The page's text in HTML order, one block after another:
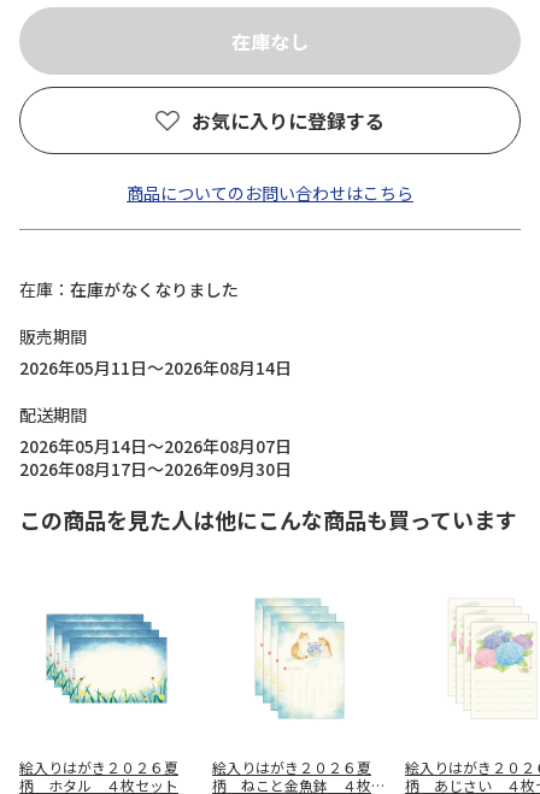
お気に入りに登録する
商品についてのお問い合わせはこちら
在庫
在庫がなくなりました
販売期間
2026年05月11日～2026年08月14日
配送期間
2026年05月14日～2026年08月07日
2026年08月17日～2026年09月30日
この商品を見た人は他にこんな商品も買っています
絵入りはがき２０２６夏
柄 ホタル ４枚セット
絵入りはがき２０２６夏
柄 ねこと金魚鉢 ４枚セ
絵入りはがき２０２
柄 あじさい ４枚